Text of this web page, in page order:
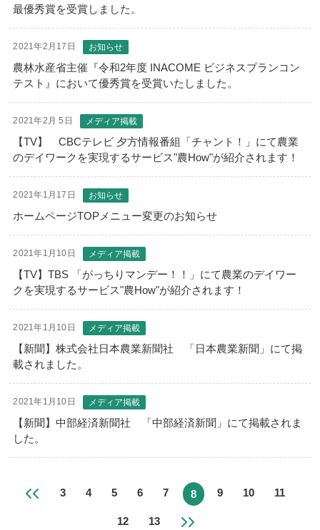
最優秀賞を受賞しました。
2021年2月17日 お知らせ
農林水産省主催『令和2年度 INACOME ビジネスプランコン
テスト』において優秀賞を受賞いたしました。
2021年2月 5日 メディア掲載
【TV】 CBCテレビ 夕方情報番組「チャント！」にて農業
のデイワークを実現するサービス"農How"が紹介されます！
2021年1月17日 お知らせ
ホームページTOPメニュー変更のお知らせ
2021年1月10日 メディア掲載
【TV】TBS 「がっちりマンデー！！」にて農業のデイワー
クを実現するサービス"農How"が紹介されます！
2021年1月10日 メディア掲載
【新聞】株式会社日本農業新聞社 「日本農業新聞」にて掲
載されました。
2021年1月10日 メディア掲載
【新聞】中部経済新聞社 「中部経済新聞」にて掲載されま
した。
3 4 5 6 7 8 9 10 11
12 13